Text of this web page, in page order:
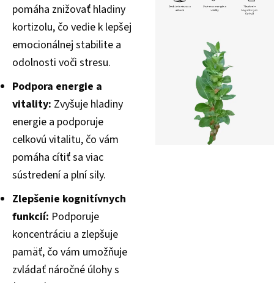
pomáha znižovať hladiny
kortizolu, čo vedie k lepšej
emocionálnej stabilite a
odolnosti voči stresu.
Podpora energie a
vitality: Zvyšuje hladiny
energie a podporuje
celkovú vitalitu, čo vám
pomáha cítiť sa viac
sústredení a plní sily.
Zlepšenie kognitívnych
funkcií: Podporuje
koncentráciu a zlepšuje
pamäť, čo vám umožňuje
zvládať náročné úlohy s